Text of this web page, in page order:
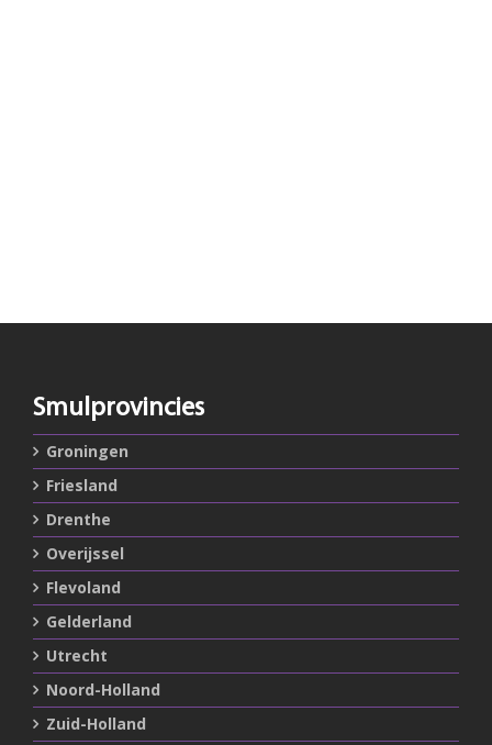
Smulprovincies
Groningen
Friesland
Drenthe
Overijssel
Flevoland
Gelderland
Utrecht
Noord-Holland
Zuid-Holland